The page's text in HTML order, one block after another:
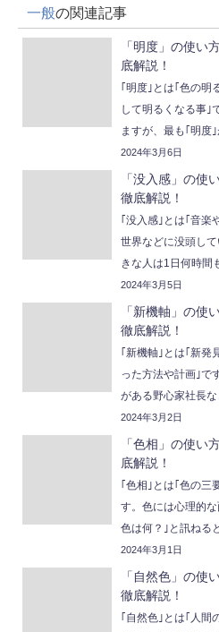
一般の関連記事
「明度」の使い
底解説！
｢明度｣とは｢色の
して明るくなる事｣
ますが、最も｢明度｣
2024年3月6日
「没入感」の使
徹底解説！
｢没入感｣とは｢音
世界などに没頭し
きな人は1日何時間
2024年3月5日
「新機軸」の使
徹底解説！
｢新機軸｣とは｢新
った方法や計画｣で
がある野心家社長な
2024年3月2日
「色相」の使い
底解説！
｢色相｣とは｢色の
す。色には心理的
色は何？｣と訊ねると
2024年3月1日
「自然色」の使
徹底解説！
｢自然色｣とは｢人